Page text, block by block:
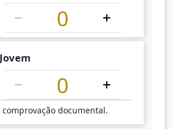
comprovação documental.